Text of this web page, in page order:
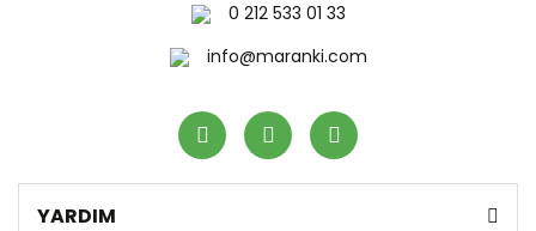
0 212 533 01 33
info@maranki.com
YARDIM